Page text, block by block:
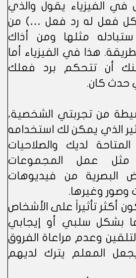
في الفيزياء يقول والذي
فعل له رد فعل …) من
مثلها ومن أذاك
هذا في الفيزياء أما
أن تتحكم برد فعلك
حدث كان.
من تجربتي الشخصية،
الذي يمكن لك استخدامه
لديك والصلاحيات
مثل عمل المجموعات
البصرية من فيديوهات
وصور وغيرها.
أكثر تأثيراً على الأشخاص
بشكل سلبي أو إيجابي
وعدم مراعاة الفروق
المعلم يترك لديهم